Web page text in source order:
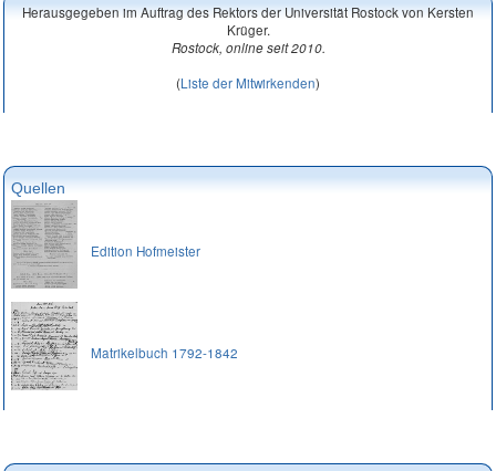
Herausgegeben im Auftrag des Rektors der Universität Rostock von Kersten
Krüger.
Rostock, online seit 2010.
(Liste der Mitwirkenden)
Quellen
Edition Hofmeister
Matrikelbuch 1792-1842